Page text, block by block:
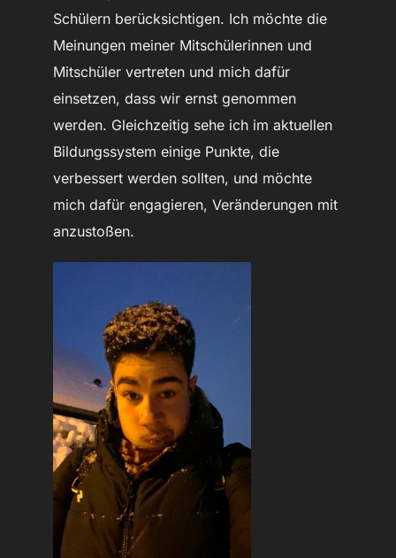
Schülern berücksichtigen. Ich möchte die
Meinungen meiner Mitschülerinnen und
Mitschüler vertreten und mich dafür
einsetzen, dass wir ernst genommen
werden. Gleichzeitig sehe ich im aktuellen
Bildungssystem einige Punkte, die
verbessert werden sollten, und möchte
mich dafür engagieren, Veränderungen mit
anzustoßen.